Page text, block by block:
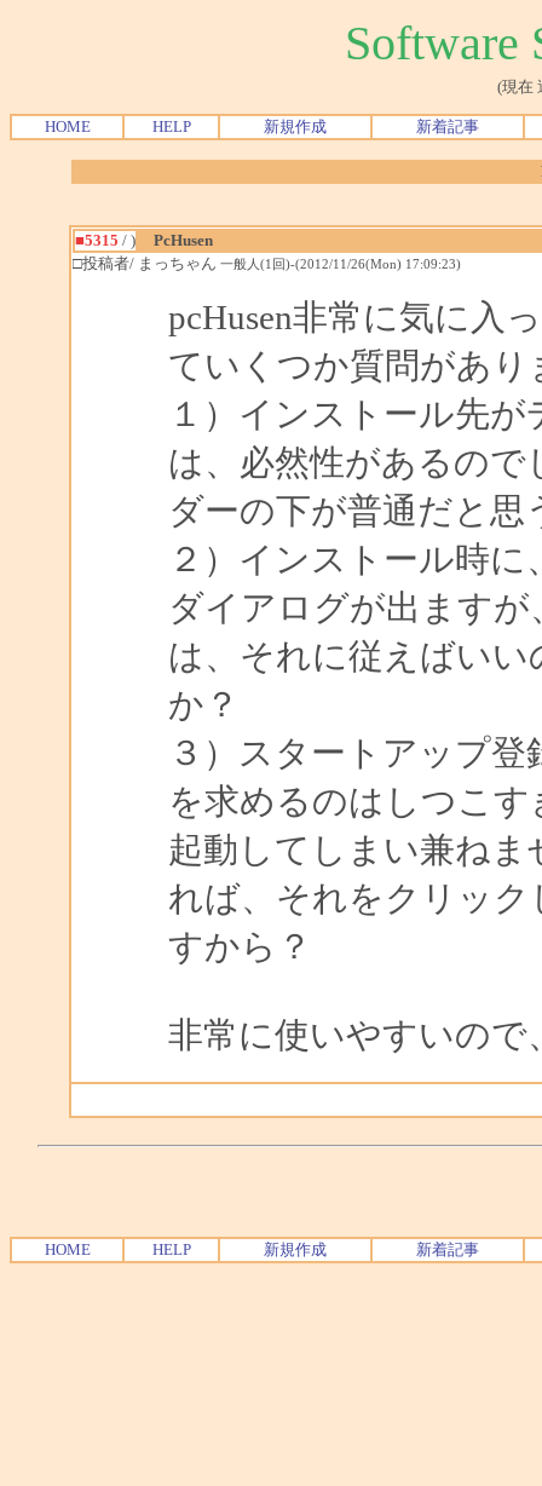
Software
(現在
HOME HELP 新規作成 新着記事
■5315 / )
PcHusen
□投稿者/ まっちゃん 一般人(1回)-(2012/11/26(Mon) 17:09:23)
pcHusen非常に気に入
ていくつか質問があり
１）インストール先が
は、必然性があるの
ダーの下が普通だと思
２）インストール時
ダイアログが出ます
は、それに従えばい
か？
３）スタートアップ
を求めるのはしつこ
起動してしまい兼ね
れば、それをクリック
すから？
非常に使いやすいので
HOME HELP 新規作成 新着記事